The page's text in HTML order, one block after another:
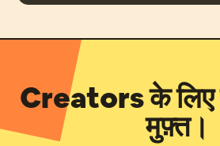
Creators के लिए
मुफ़्त।